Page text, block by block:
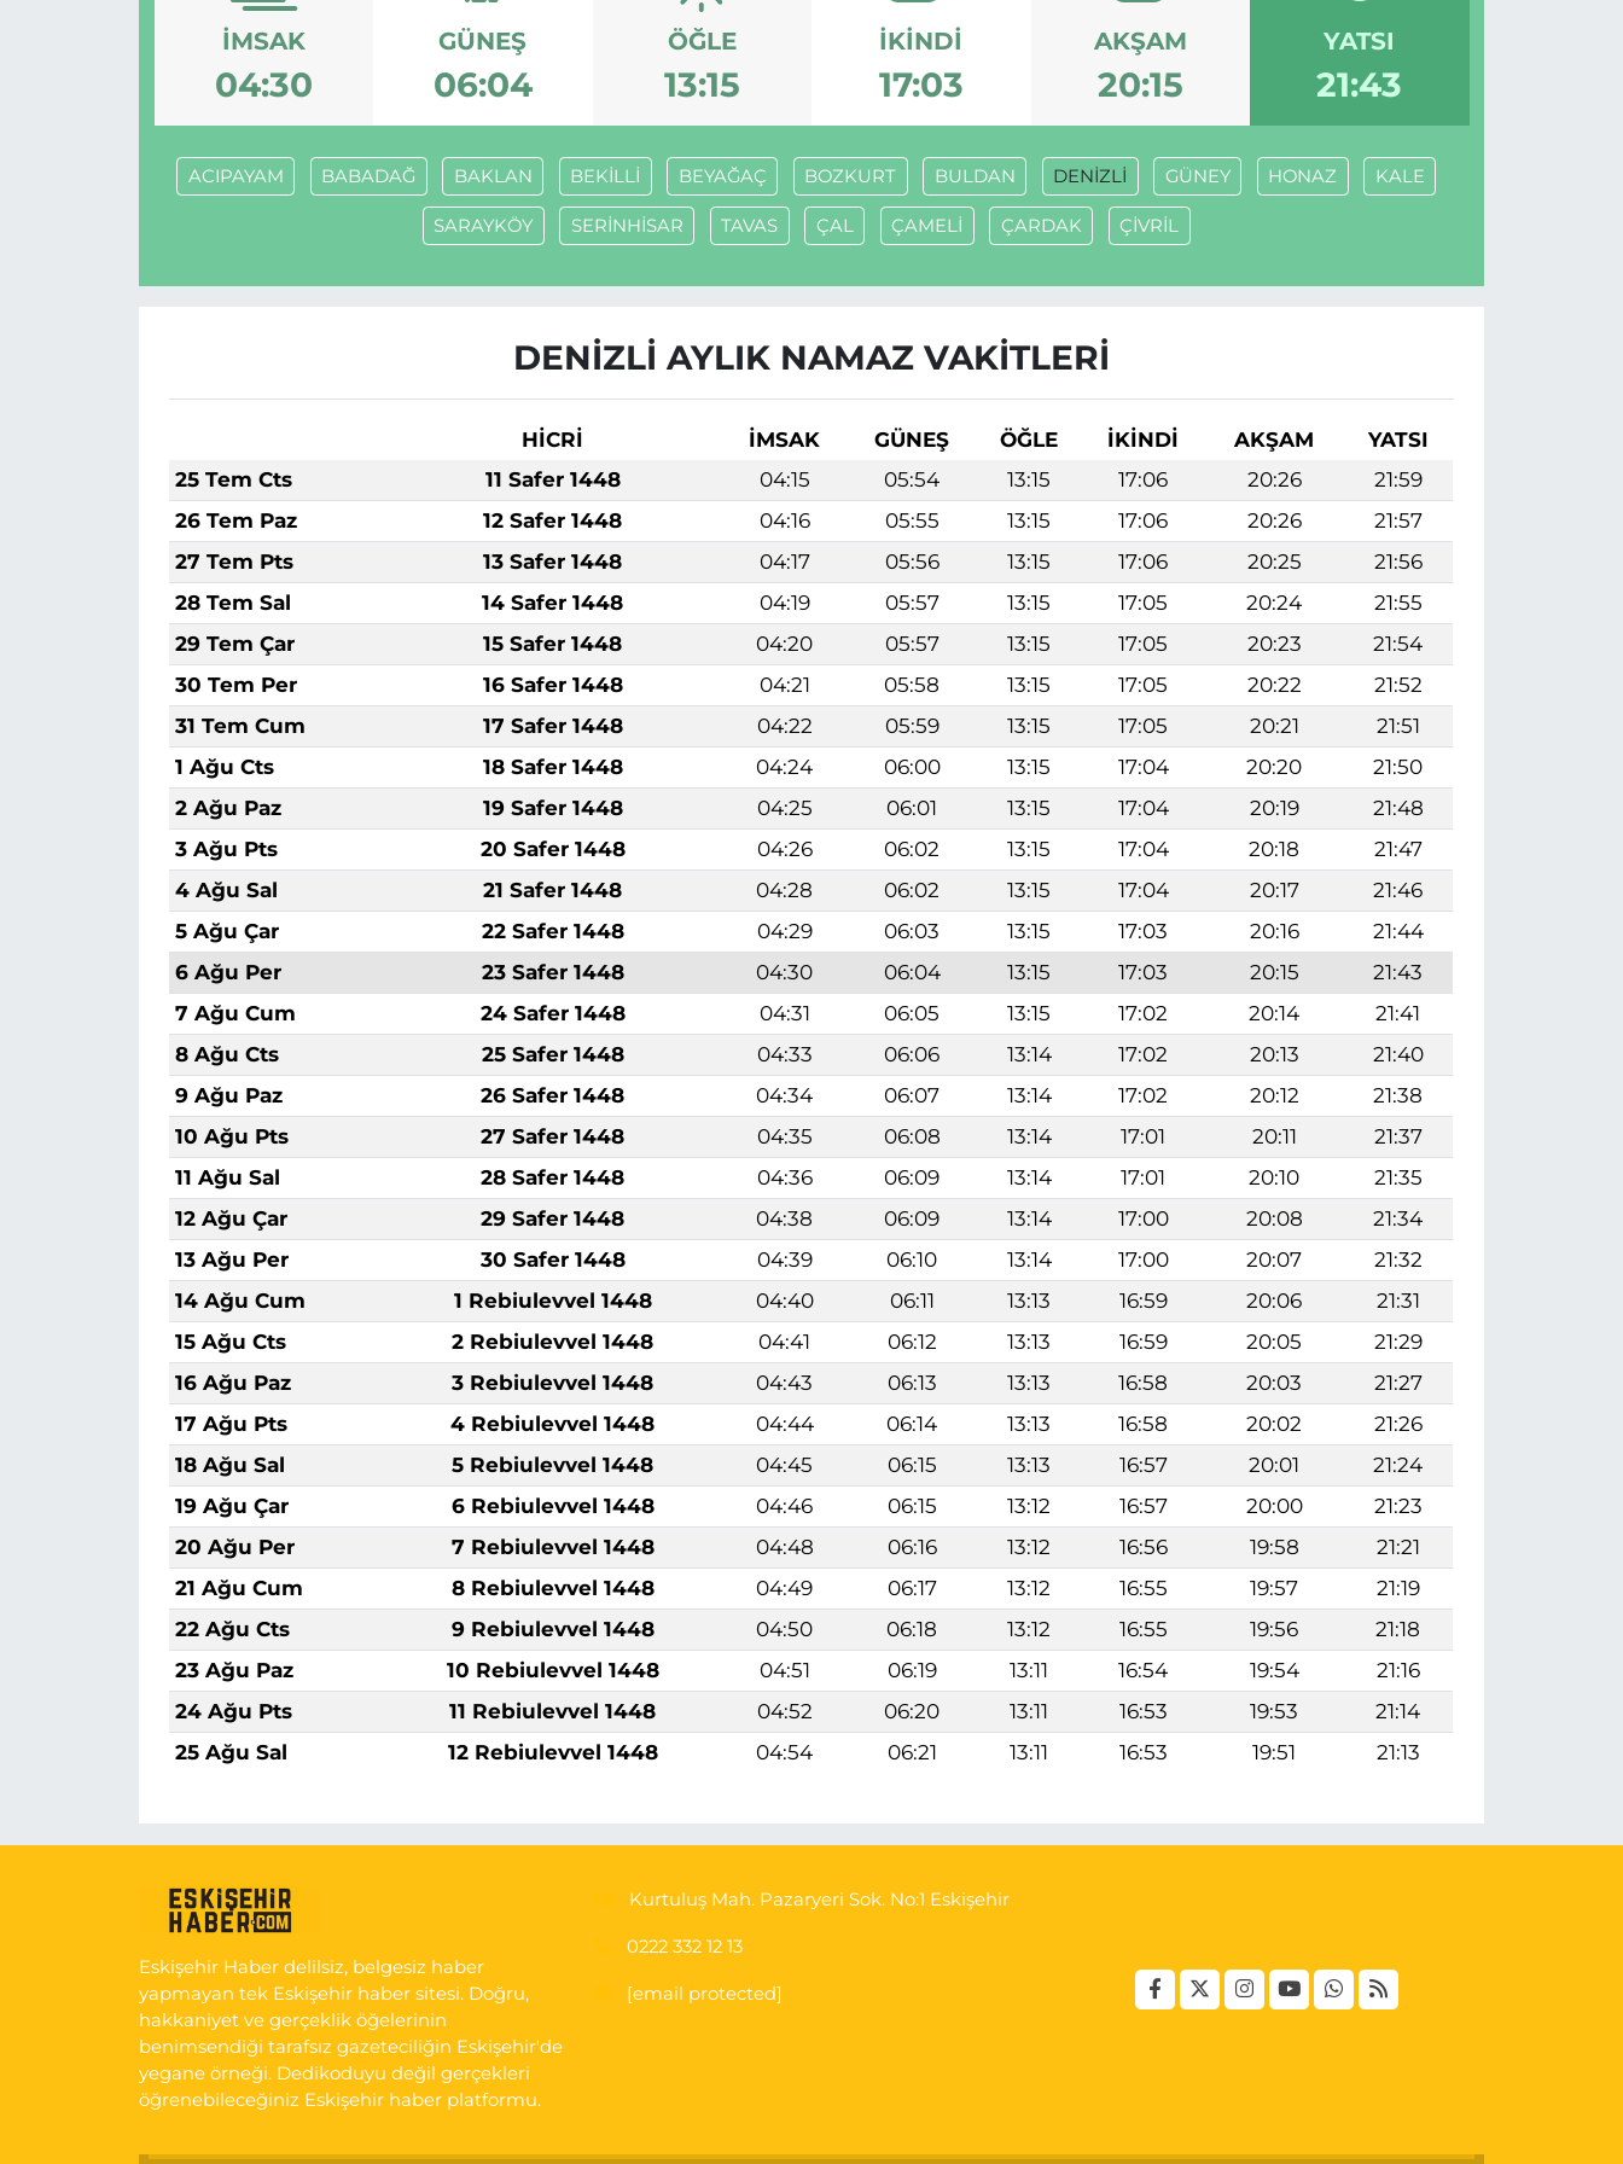
İMSAK
04:30
GÜNEŞ
06:04
ÖĞLE
13:15
İKINDI
17:03
AKŞAM
20:15
YATSI
21:43
ACIPAYAM BABADAĞ BAKLAN BEKİLLİ BEYAĞAÇ BOZKURT BULDAN DENİZLİ GÜNEY HONAZ KALE
SARAYKÖY SERİNHİSAR TAVAS ÇAL ÇAMELİ ÇARDAK ÇİVRİL
DENİZLİ AYLIK NAMAZ VAKITLERI
HİCRİ İMSAK GÜNEŞ ÖĞLE İKINDI AKŞAM
YATSI
25 Tem Cts
11 Safer 1448 04:15 05:54 13:15 17:06 20:26
21:59
26 Tem Paz
12 Safer 1448 04:16 05:55 13:15 17:06 20:26
21:57
27 Tem Pts
13 Safer 1448 04:17 05:56 13:15 17:06 20:25
21:56
28 Tem Sal
14 Safer 1448 04:19 05:57 13:15 17:05 20:24
21:55
29 Tem Çar
15 Safer 1448 04:20 05:57 13:15 17:05 20:23
21:54
30 Tem Per
16 Safer 1448 04:21 05:58 13:15 17:05 20:22
21:52
31 Tem Cum
17 Safer 1448 04:22 05:59 13:15 17:05 20:21
21:51
1 Ağu Cts
18 Safer 1448 04:24 06:00 13:15 17:04 20:20
21:50
2 Ağu Paz
19 Safer 1448 04:25 06:01 13:15 17:04 20:19
21:48
3 Ağu Pts
20 Safer 1448 04:26 06:02 13:15 17:04 20:18
21:47
4 Ağu Sal
21 Safer 1448 04:28 06:02 13:15 17:04 20:17
21:46
5 Ağu Çar
22 Safer 1448 04:29 06:03 13:15 17:03 20:16
21:44
6 Ağu Per
23 Safer 1448 04:30 06:04 13:15 17:03 20:15
21:43
7 Ağu Cum
24 Safer 1448 04:31 06:05 13:15 17:02 20:14
21:41
8 Ağu Cts
25 Safer 1448 04:33 06:06 13:14 17:02 20:13
21:40
9 Ağu Paz
26 Safer 1448 04:34 06:07 13:14 17:02 20:12
21:38
10 Ağu Pts
27 Safer 1448 04:35 06:08 13:14 17:01 20:11
21:37
11 Ağu Sal
28 Safer 1448 04:36 06:09 13:14 17:01 20:10
21:35
12 Ağu Çar
29 Safer 1448 04:38 06:09 13:14 17:00 20:08
21:34
13 Ağu Per
30 Safer 1448 04:39 06:10 13:14 17:00 20:07
21:32
14 Ağu Cum
1 Rebiulevvel 1448 04:40 06:11 13:13 16:59 20:06
21:31
15 Ağu Cts
2 Rebiulevvel 1448 04:41 06:12 13:13 16:59 20:05
21:29
16 Ağu Paz
3 Rebiulevvel 1448 04:43 06:13 13:13 16:58 20:03
21:27
17 Ağu Pts
4 Rebiulevvel 1448 04:44 06:14 13:13 16:58 20:02
21:26
18 Ağu Sal
5 Rebiulevvel 1448 04:45 06:15 13:13 16:57 20:01
21:24
19 Ağu Çar
6 Rebiulevvel 1448 04:46 06:15 13:12 16:57 20:00
21:23
20 Ağu Per
7 Rebiulevvel 1448 04:48 06:16 13:12 16:56 19:58
21:21
21 Ağu Cum
8 Rebiulevvel 1448 04:49 06:17 13:12 16:55 19:57
21:19
22 Ağu Cts
9 Rebiulevvel 1448 04:50 06:18 13:12 16:55 19:56
21:18
23 Ağu Paz
10 Rebiulevvel 1448 04:51 06:19 13:11 16:54 19:54
21:16
24 Ağu Pts
11 Rebiulevvel 1448 04:52 06:20 13:11 16:53 19:53
21:14
25 Ağu Sal
12 Rebiulevvel 1448 04:54 06:21 13:11 16:53 19:51 21:13
Eskişehir Haber delilsiz, belgesiz haber
yapmayan tek Eskişehir haber sitesi. Doğru,
hakkaniyet ve gerçeklik öğelerinin
benimsendiği tarafsız gazeteciliğin Eskişehir'de
yegane örneği. Dedikoduyu değil gerçekleri
öğrenebileceğiniz Eskişehir haber platformu.
Kurtuluş Mah. Pazaryeri Sok. No:1 Eskişehir
0222 332 12 13
[email protected]
ESKİŞEHİRSPOR